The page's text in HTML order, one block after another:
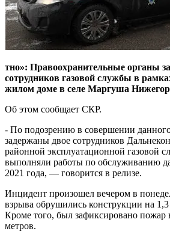
тно»: Правоохранительные органы
сотрудников газовой службы в
жилом доме в селе Маргуша
Об этом сообщает СКР.
- По подозрению в совершении
задержаны двое сотрудников
районной эксплуатационной газовой
выполняли работы по обслуживанию
2021 года, — говорится в релизе.
Инцидент произошел вечером в
взрыва обрушились конструкции на
Кроме того, был зафиксировано пожар
метров.